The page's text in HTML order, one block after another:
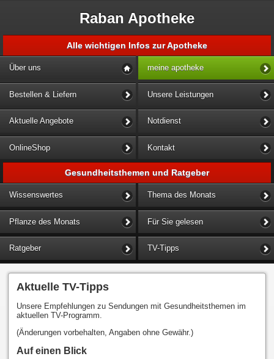
Raban Apotheke
Alle wichtigen Infos zur Apotheke
Über uns meine apotheke
Bestellen & Liefern Unsere Leistungen
Aktuelle Angebote Notdienst
OnlineShop Kontakt
Gesundheitsthemen und Ratgeber
Wissenswertes Thema des Monats
Pflanze des Monats Für Sie gelesen
Ratgeber TV-Tipps
Aktuelle TV-Tipps
Unsere Empfehlungen zu Sendungen mit Gesundheitsthemen im
aktuellen TV-Programm.
(Änderungen vorbehalten, Angaben ohne Gewähr.)
Auf einen Blick